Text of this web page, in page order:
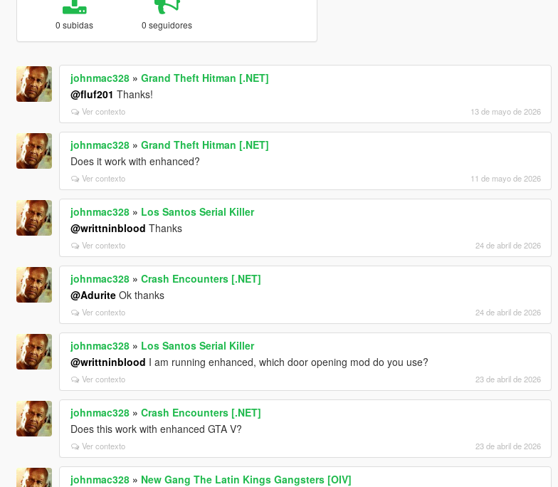
0 subidas 0 seguidores
johnmac328» Grand Theft Hitman [.NET]
@fluf201 Thanks!
Ver contexto 13 de mayo de 2026
johnmac328» Grand Theft Hitman [.NET]
Does it work with enhanced?
Ver contexto 11 de mayo de 2026
johnmac328» Los Santos Serial Killer
@writtninblood Thanks
Ver contexto 24 de abril de 2026
johnmac328» Crash Encounters [.NET]
@AduriteOk thanks
Ver contexto 24 de abril de 2026
johnmac328» Los Santos Serial Killer
@writtninblood I am running enhanced, which door opening mod do you use?
Ver contexto 23 de abril de 2026
johnmac328» Crash Encounters [.NET]
Does this work with enhanced GTA V?
Ver contexto 23 de abril de 2026
johnmac328» New Gang The Latin Kings Gangsters [OIV]